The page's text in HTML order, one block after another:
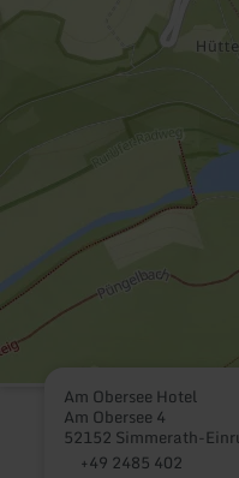
Am Obersee Hotel
Am Obersee 4
52152 Simmerath-
+49 2485 402